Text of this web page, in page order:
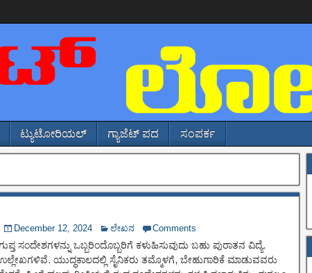
ಟ್ಯುಟೋರಿಯಲ್ ಗ್ಯಾಜೆಟ್ ಪದ ಸಂಪರ್ಕ
December 12, 2024 ಲೇಖನ Comments
ಸಂದೇಶಗಳನ್ನು ಒಬ್ಬರಿಂದೊಬ್ಬರಿಗೆ ಕಳುಹಿಸುವುದು ಬಹು ಪುರಾತನ ವಿದ್ಯೆ.
ಯುದ್ಧಕಾಲದಲ್ಲಿ ಸೈನಿಕರು ತಮ್ಮೊಳಗೆ, ಬೇಹುಗಾರಿಕೆ ಮಾಡುವವರು